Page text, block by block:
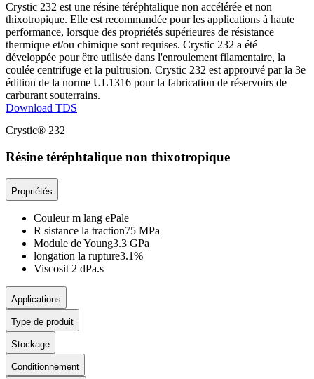
Crystic 232 est une résine téréphtalique non accélérée et non
thixotropique. Elle est recommandée pour les applications à haute
performance, lorsque des propriétés supérieures de résistance
thermique et/ou chimique sont requises. Crystic 232 a été
développée pour être utilisée dans l'enroulement filamentaire, la
coulée centrifuge et la pultrusion. Crystic 232 est approuvé par la 3e
édition de la norme UL1316 pour la fabrication de réservoirs de
carburant souterrains.
Download TDS
Crystic® 232
Résine téréphtalique non thixotropique
Propriétés
Couleur m lang ePale
R sistance la traction75 MPa
Module de Young3.3 GPa
longation la rupture3.1%
Viscosit 2 dPa.s
Applications
Type de produit
Stockage
Conditionnement